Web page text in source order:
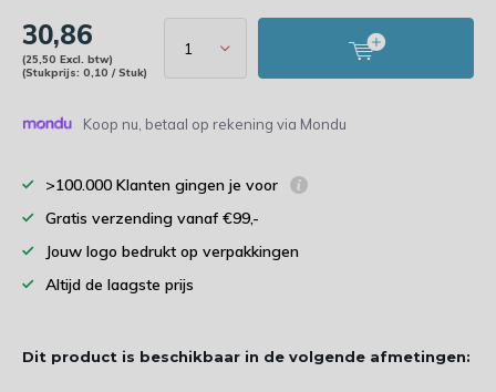
30,86
(25,50 Excl. btw)
(Stukprijs: 0,10 / Stuk)
Koop nu, betaal op rekening via Mondu
>100.000 Klanten gingen je voor
Gratis verzending vanaf €99,-
Jouw logo bedrukt op verpakkingen
Altijd de laagste prijs
Dit product is beschikbaar in de volgende afmetingen: